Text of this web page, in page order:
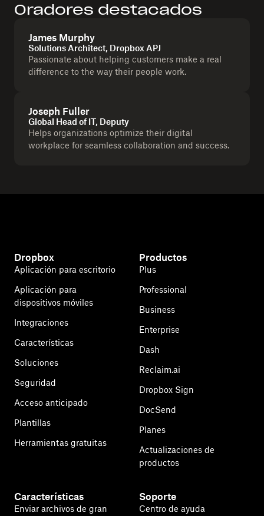
Oradores destacados
James Murphy
Solutions Architect, Dropbox APJ
Passionate about helping customers make a real
difference to the way their people work.
Joseph Fuller
Global Head of IT, Deputy
Helps organizations optimize their digital
workplace for seamless collaboration and success.
Dropbox
Aplicación para escritorio
Aplicación para
dispositivos móviles
Integraciones
Características
Soluciones
Seguridad
Acceso anticipado
Plantillas
Herramientas gratuitas
Productos
Plus
Professional
Business
Enterprise
Dash
Reclaim.ai
Dropbox Sign
DocSend
Planes
Actualizaciones de
productos
Características
Enviar archivos de gran
Soporte
Centro de ayuda